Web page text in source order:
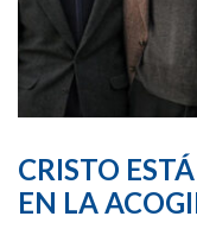
CRISTO
EN LA